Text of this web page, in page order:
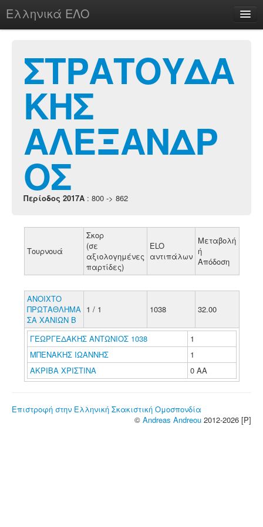
Ελληνικά ΕΛΟ
chesstu.be @ discord
Login
ΣΤΡΑΤΟΥΔΑ
ΚΗΣ
ΑΛΕΞΑΝΔΡ
ΟΣ
Περίοδος 2017A : 800 -> 862
Τουρνουά
Σκορ
(σε
αξιολογημένες
παρτίδες)
ELO
αντιπάλων
Μεταβολή
ή
Απόδοση
ΑΝΟΙΧΤΟ
ΠΡΩΤΑΘΛΗΜΑ
ΣΑ ΧΑΝΙΩΝ Β
1 / 1 1038 32.00
ΓΕΩΡΓΕΔΑΚΗΣ ΑΝΤΩΝΙΟΣ 1038
1
ΜΠΕΝΑΚΗΣ ΙΩΑΝΝΗΣ
1
ΑΚΡΙΒΑ ΧΡΙΣΤΙΝΑ
0 ΑΑ
Επιστροφή στην Ελληνική Σκακιστική Ομοσπονδία
© Andreas Andreou 2012-2026 [P]